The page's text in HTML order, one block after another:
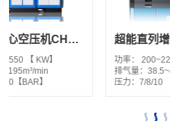
超能直列增压空压机270-300EPM2
功率：200~220【KW】
排气量：
38.5~47.6【m³/min 】
压力：